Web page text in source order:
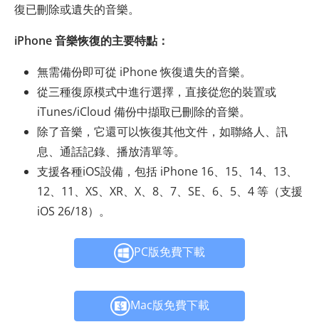
復已刪除或遺失的音樂。
iPhone 音樂恢復的主要特點：
無需備份即可從 iPhone 恢復遺失的音樂。
從三種復原模式中進行選擇，直接從您的裝置或
iTunes/iCloud 備份中擷取已刪除的音樂。
除了音樂，它還可以恢復其他文件，如聯絡人、訊
息、通話記錄、播放清單等。
支援各種iOS設備，包括 iPhone 16、15、14、13、
12、11、XS、XR、X、8、7、SE、6、5、4 等（支援
iOS 26/18）。
PC版免費下載
Mac版免費下載